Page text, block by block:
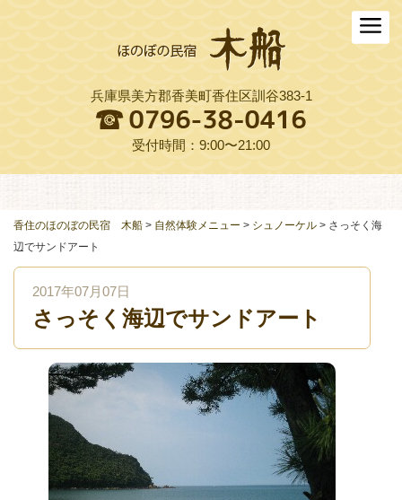
兵庫県美方郡香美町香住区訓谷383-1
受付時間：9:00〜21:00
交通アクセス
よくある質問
お役立ちリンク集
ご予約プラン一覧
English
香住のほのぼの民宿 木船 > 自然体験メニュー > シュノーケル > さっそく海
辺でサンドアート
2017年07月07日
さっそく海辺でサンドアート